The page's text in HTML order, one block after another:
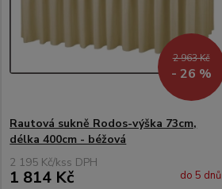
2 963 Kč
- 26 %
Rautová sukně Rodos-výška 73cm,
délka 400cm - béžová
2 195 Kč/ks
1 814 Kč do 5 dnů